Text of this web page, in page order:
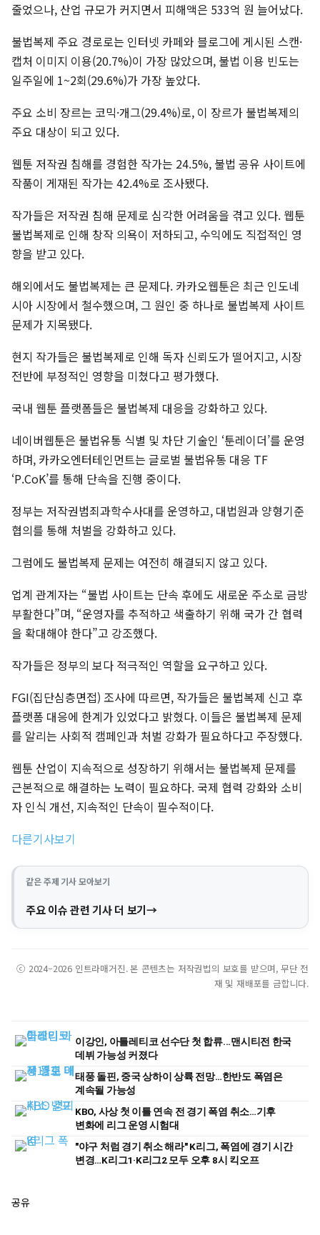
줄었으나, 산업 규모가 커지면서 피해액은 533억 원 늘어났다.
불법복제 주요 경로로는 인터넷 카페와 블로그에 게시된 스캔·
캡처 이미지 이용(20.7%)이 가장 많았으며, 불법 이용 빈도는
일주일에 1~2회(29.6%)가 가장 높았다.
주요 소비 장르는 코믹·개그(29.4%)로, 이 장르가 불법복제의
주요 대상이 되고 있다.
웹툰 저작권 침해를 경험한 작가는 24.5%, 불법 공유 사이트에
작품이 게재된 작가는 42.4%로 조사됐다.
작가들은 저작권 침해 문제로 심각한 어려움을 겪고 있다. 웹툰
불법복제로 인해 창작 의욕이 저하되고, 수익에도 직접적인 영
향을 받고 있다.
해외에서도 불법복제는 큰 문제다. 카카오웹툰은 최근 인도네
시아 시장에서 철수했으며, 그 원인 중 하나로 불법복제 사이트
문제가 지목됐다.
현지 작가들은 불법복제로 인해 독자 신뢰도가 떨어지고, 시장
전반에 부정적인 영향을 미쳤다고 평가했다.
국내 웹툰 플랫폼들은 불법복제 대응을 강화하고 있다.
네이버웹툰은 불법유통 식별 및 차단 기술인 ‘툰레이더’를 운영
하며, 카카오엔터테인먼트는 글로벌 불법유통 대응 TF
‘P.CoK’를 통해 단속을 진행 중이다.
정부는 저작권범죄과학수사대를 운영하고, 대법원과 양형기준
협의를 통해 처벌을 강화하고 있다.
그럼에도 불법복제 문제는 여전히 해결되지 않고 있다.
업계 관계자는 “불법 사이트는 단속 후에도 새로운 주소로 금방
부활한다”며, “운영자를 추적하고 색출하기 위해 국가 간 협력
을 확대해야 한다”고 강조했다.
작가들은 정부의 보다 적극적인 역할을 요구하고 있다.
FGI(집단심층면접) 조사에 따르면, 작가들은 불법복제 신고 후
플랫폼 대응에 한계가 있었다고 밝혔다. 이들은 불법복제 문제
를 알리는 사회적 캠페인과 처벌 강화가 필요하다고 주장했다.
웹툰 산업이 지속적으로 성장하기 위해서는 불법복제 문제를
근본적으로 해결하는 노력이 필요하다. 국제 협력 강화와 소비
자 인식 개선, 지속적인 단속이 필수적이다.
다른기사보기
같은 주제 기사 모아보기
주요 이슈 관련 기사 더 보기
ⓒ 2024–2026 인트라매거진. 본 콘텐츠는 저작권법의 보호를 받으며, 무단 전
재 및 재배포를 금합니다.
이강인, 아틀레티코 선수단 첫 합류...맨시티전 한국
데뷔 가능성 커졌다
태풍 돌핀, 중국 상하이 상륙 전망…한반도 폭염은
계속될 가능성
KBO, 사상 첫 이틀 연속 전 경기 폭염 취소…기후
변화에 리그 운영 시험대
"야구 처럼 경기 취소 해라" K리그, 폭염에 경기 시간
변경…K리그1·K리그2 모두 오후 8시 킥오프
공유